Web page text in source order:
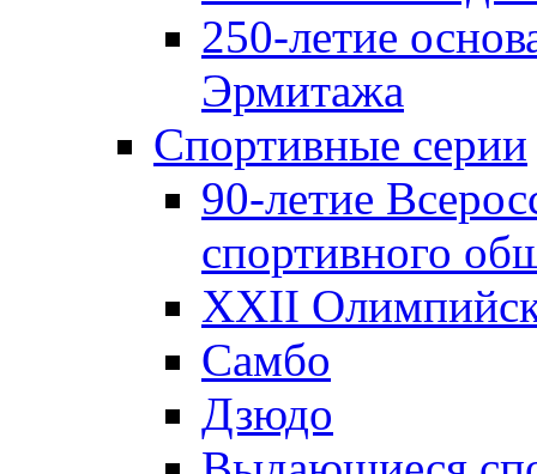
250-летие
Эрмитажа
Спортивные серии
90-летие
спортивного
XXII
Самбо
Дзюдо